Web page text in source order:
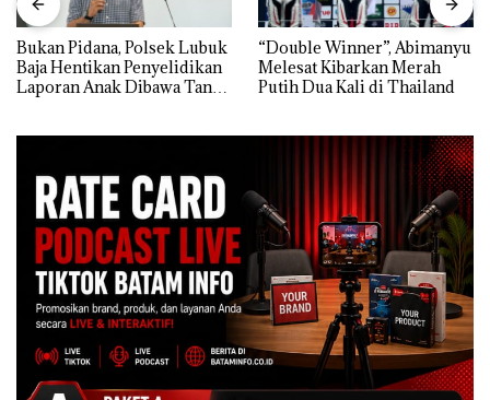
Bukan Pidana, Polsek Lubuk
Baja Hentikan Penyelidikan
Laporan Anak Dibawa Tanpa
“Double Winner”, Abimanyu
Melesat Kibarkan Merah
Putih Dua Kali di Thailand